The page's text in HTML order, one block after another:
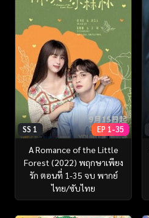
SS 1 EP 1-35
A Romance of the Little
Forest (2022) พฤกษาเพียง
รัก ตอนที่ 1-35 จบ พากย์
ไทย/ซับไทย